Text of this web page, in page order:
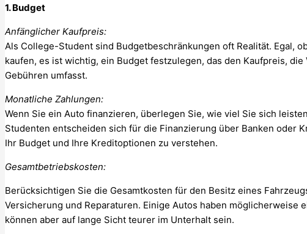
1. Budget
Anfänglicher Kaufpreis:
Als College-Student sind Budgetbeschränkungen oft Realität. Egal,
kaufen, es ist wichtig, ein Budget festzulegen, das den Kaufpreis,
Gebühren umfasst.
Monatliche Zahlungen:
Wenn Sie ein Auto finanzieren, überlegen Sie, wie viel Sie sich
Studenten entscheiden sich für die Finanzierung über Banken oder
Ihr Budget und Ihre Kreditoptionen zu verstehen.
Gesamtbetriebskosten:
Berücksichtigen Sie die Gesamtkosten für den Besitz eines
Versicherung und Reparaturen. Einige Autos haben möglicherweise
können aber auf lange Sicht teurer im Unterhalt sein.